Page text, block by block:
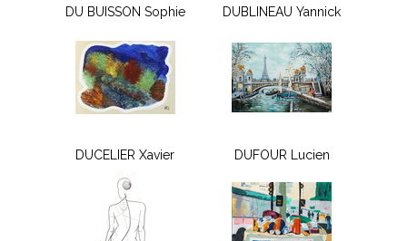
DU BUISSON Sophie DUBLINEAU Yannick
DUCELIER Xavier DUFOUR Lucien